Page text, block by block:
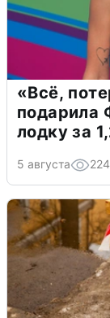
«Всё,
подарила
лодку за
5 августа 224